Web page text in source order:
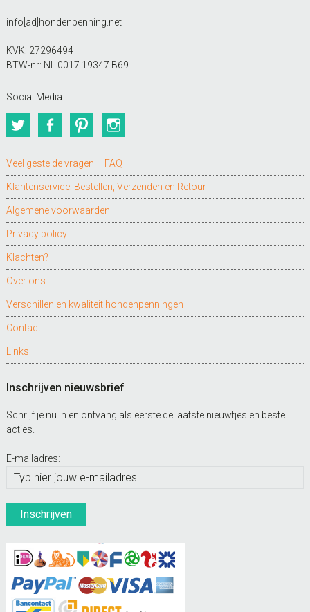
info[ad]hondenpenning.net
KVK: 27296494
BTW-nr: NL 0017 19347 B69
Social Media
TwitterFacebookPinterest
Veel gestelde vragen – FAQ
Klantenservice: Bestellen, Verzenden en Retour
Algemene voorwaarden
Privacy policy
Klachten?
Over ons
Verschillen en kwaliteit hondenpenningen
Contact
Links
Inschrijven nieuwsbrief
Schrijf je nu in en ontvang als eerste de laatste nieuwtjes en beste
acties.
E-mailadres: